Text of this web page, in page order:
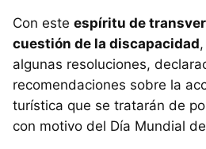
Con este espíritu de
cuestión de la discapacidad
algunas resoluciones,
recomendaciones sobre la
turística que se tratarán de
con motivo del Día Mundial